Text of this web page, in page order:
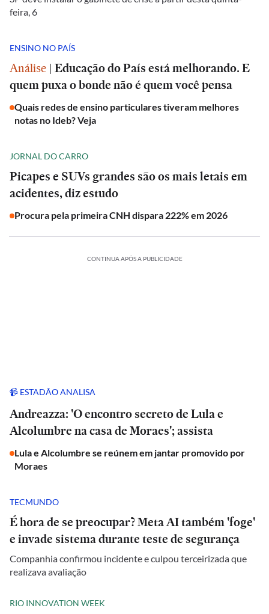
feira, 6
ENSINO NO PAÍS
Análise | Educação do País está melhorando. E
quem puxa o bonde não é quem você pensa
Quais redes de ensino particulares tiveram melhores
notas no Ideb? Veja
JORNAL DO CARRO
Picapes e SUVs grandes são os mais letais em
acidentes, diz estudo
Procura pela primeira CNH dispara 222% em 2026
CONTINUA APÓS A PUBLICIDADE
📹 ESTADÃO ANALISA
Andreazza: 'O encontro secreto de Lula e
Alcolumbre na casa de Moraes'; assista
Lula e Alcolumbre se reúnem em jantar promovido por
Moraes
TECMUNDO
É hora de se preocupar? Meta AI também 'foge'
e invade sistema durante teste de segurança
Companhia confirmou incidente e culpou terceirizada que
realizava avaliação
RIO INNOVATION WEEK